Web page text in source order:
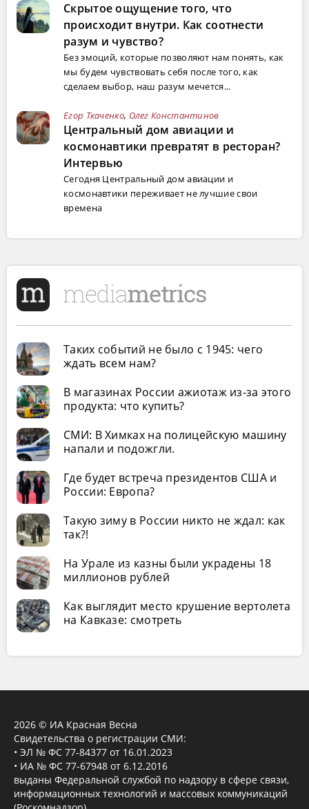
Скрытое ощущение того, что
происходит внутри. Как соотнести
разум и чувство?
Без эмоций, которые позволяют нам понять, как
мы будем чувствовать себя после того, как
сделаем выбор, наш разум мечется...
Егор Ткаченко, Олег Константинов
Центральный дом авиации и
космонавтики превратят в ресторан?
Интервью
Сегодня Центральный дом авиации и
космонавтики переживает не лучшие свои
времена
Таких событий не было с 1945: чего
ждать всем нам?
В магазинах России ажиотаж из-за этого
продукта: что купить?
СМИ: В Химках на полицейскую машину
напали и подожгли.
Где будет встреча президентов США и
России: Европа?
Такую зиму в России никто не ждал: как
так?!
На Урале из казны были украдены 18
миллионов рублей
Как выглядит место крушение вертолета
на Кавказе: смотреть
2026 © ИА Красная Весна
Свидетельства о регистрации СМИ:
• ЭЛ № ФС 77-84377 от 16.01.2023
• ИА № ФС 77-67948 от 6.12.2016
выданы Федеральной службой по надзору в сфере связи,
информационных технологий и массовых коммуникаций